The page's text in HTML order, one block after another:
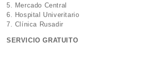
5. Mercado Central
6. Hospital Univeritario
7. Clínica Rusadir
SERVICIO GRATUITO